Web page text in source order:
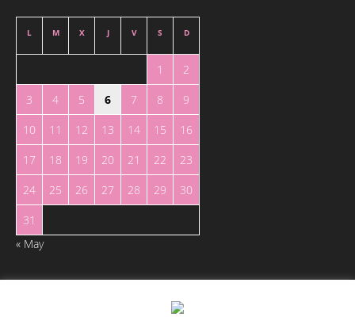
L M X J V S D
1
2
3
4 5 6 7 8
9
10
11 12 13 14 15
16
17
18 19 20 21 22
23
24
25 26 27 28 29
30
31
« May